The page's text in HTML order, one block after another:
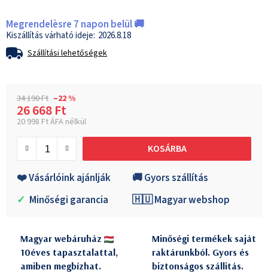
Megrendelèsre 7 napon belül 🚚
2026.8.18
Szállítási lehetőségek
34 190 Ft –22 %
26 668 Ft
20 998 Ft ÁFA nélkül
KOSÁRBA
❤️ Vásárlóink ajánlják
🚚 Gyors szállítás
✓ Minőségi garancia 🇭🇺 Magyar webshop
Magyar webáruház
10éves tapasztalattal,
amiben megbízhat.
Minőségi termékek saját
raktárunkból. Gyors és
biztonságos szállitás.